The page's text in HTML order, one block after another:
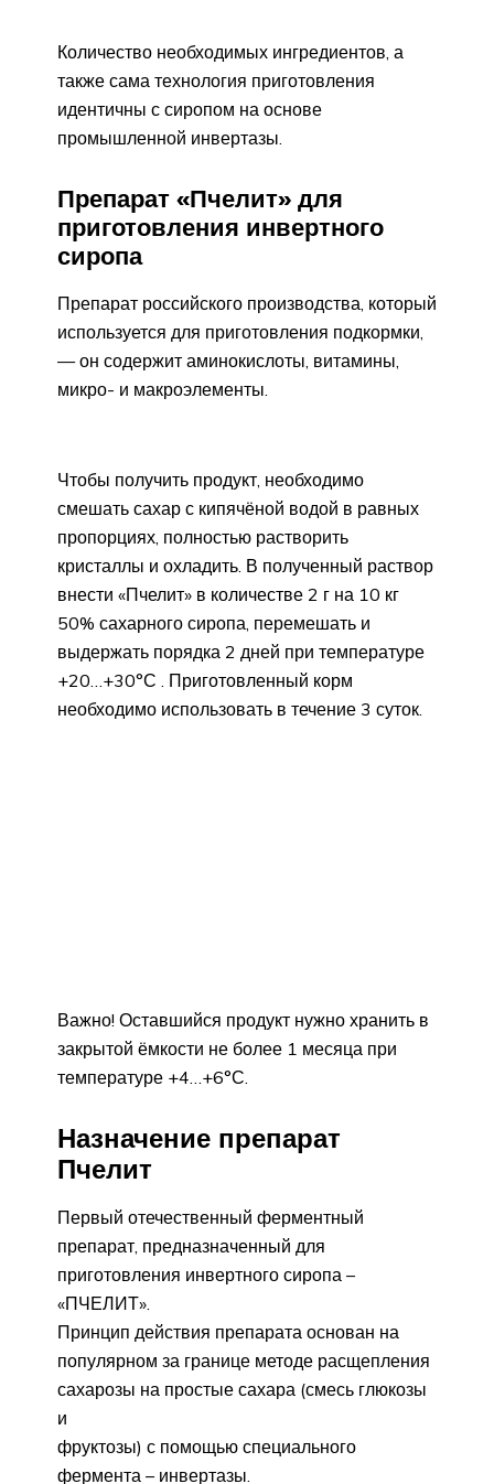
Количество необходимых ингредиентов, а
также сама технология приготовления
идентичны с сиропом на основе
промышленной инвертазы.
Препарат «Пчелит» для
приготовления инвертного
сиропа
Препарат российского производства, который
используется для приготовления подкормки,
— он содержит аминокислоты, витамины,
микро- и макроэлементы.
Чтобы получить продукт, необходимо
смешать сахар с кипячёной водой в равных
пропорциях, полностью растворить
кристаллы и охладить. В полученный раствор
внести «Пчелит» в количестве 2 г на 10 кг
50% сахарного сиропа, перемешать и
выдержать порядка 2 дней при температуре
+20…+30°С . Приготовленный корм
необходимо использовать в течение 3 суток.
Важно! Оставшийся продукт нужно хранить в
закрытой ёмкости не более 1 месяца при
температуре +4…+6°С.
Назначение препарат
Пчелит
Первый отечественный ферментный
препарат, предназначенный для
приготовления инвертного сиропа –
«ПЧЕЛИТ».
Принцип действия препарата основан на
популярном за границе методе расщепления
сахарозы на простые сахара (смесь глюкозы
и
фруктозы) с помощью специального
фермента – инвертазы.